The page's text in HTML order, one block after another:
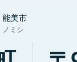
能美市
ノミシ